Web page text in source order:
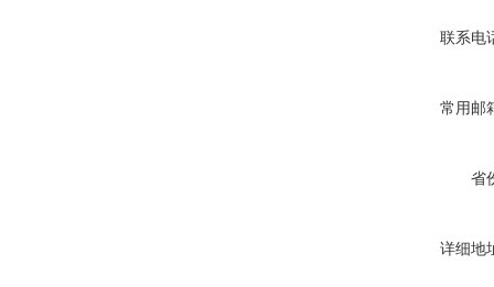
联系电
常用邮
省
详细地